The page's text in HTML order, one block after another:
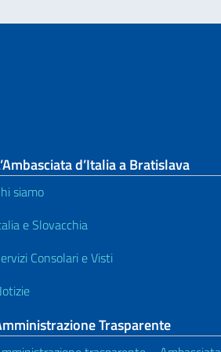
d’Italia a Bratislava
siamo
e Slovacchia
Consolari e Visti
Trasparente